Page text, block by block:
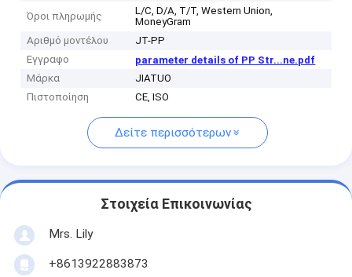
Όροι πληρωμής
L/C, D/A, T/T, Western Union,
MoneyGram
Αριθμό μοντέλου
JT-PP
Εγγραφο
parameter details of PP Str...ne.pdf
Μάρκα
JIATUO
Πιστοποίηση
CE, ISO
Δείτε περισσότερων
Στοιχεία Επικοινωνίας
Mrs. Lily
+8613922883873